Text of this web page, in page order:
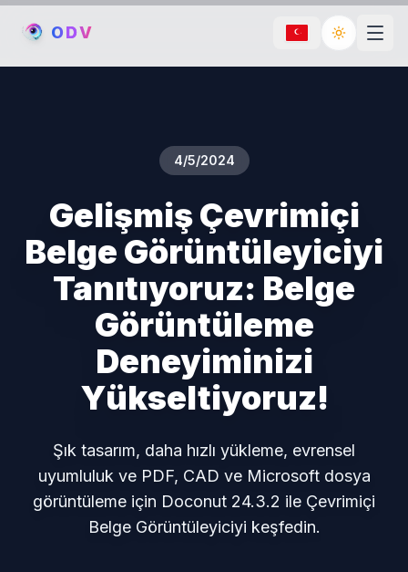
ODV Toggle
4/5/2024
Gelişmiş Çevrimiçi
Belge Görüntüleyiciyi
Tanıtıyoruz: Belge
Görüntüleme
Deneyiminizi
Yükseltiyoruz!
Şık tasarım, daha hızlı yükleme, evrensel
uyumluluk ve PDF, CAD ve Microsoft dosya
görüntüleme için Doconut 24.3.2 ile Çevrimiçi
Belge Görüntüleyiciyi keşfedin.